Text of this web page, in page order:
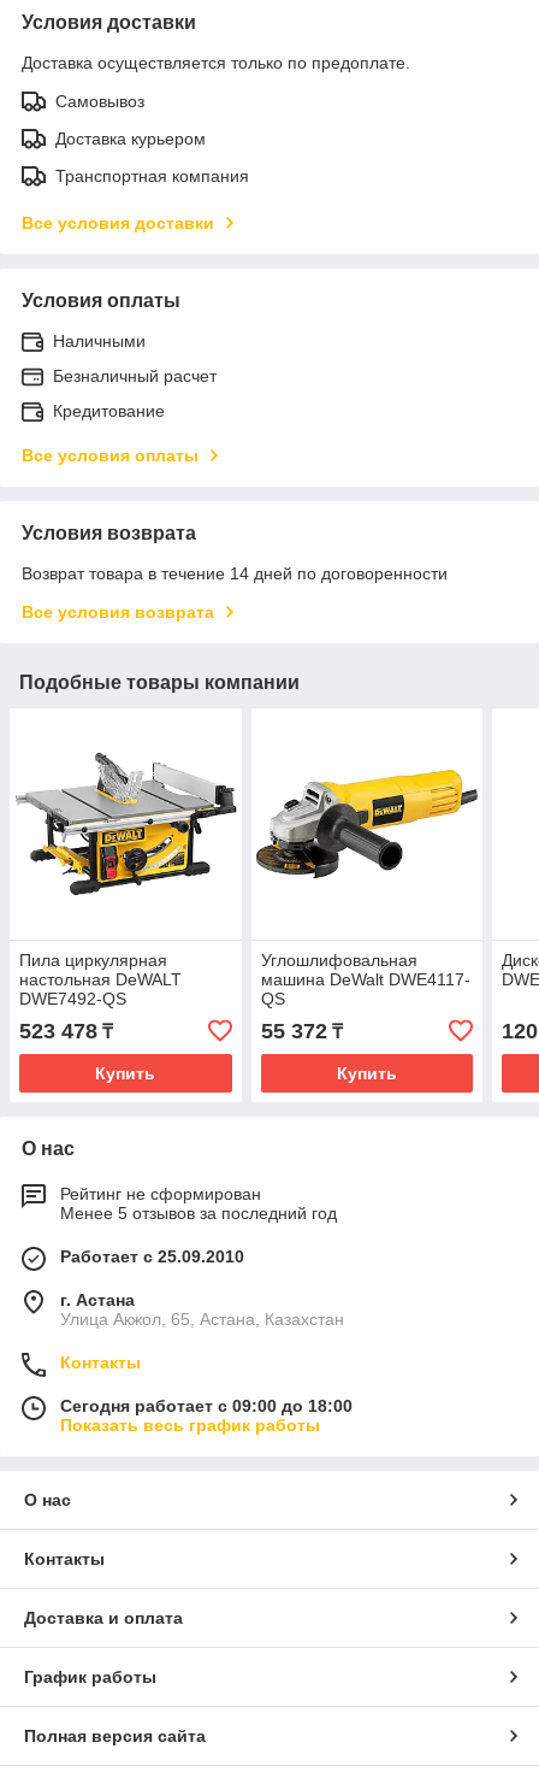
Условия доставки
Доставка осуществляется только по предоплате.
Самовывоз
Доставка курьером
Транспортная компания
Все условия доставки
Условия оплаты
Наличными
Безналичный расчет
Кредитование
Все условия оплаты
Условия возврата
Возврат товара в течение 14 дней по договоренности
Все условия возврата
Подобные товары компании
Пила циркулярная
настольная DeWALT
DWE7492-QS
523 478 ₸
Купить
Углошлифовальная
машина DeWalt DWE4117-
QS
55 372₸
Купить
О нас
Рейтинг не сформирован
Менее 5 отзывов за последний год
Работает с 25.09.2010
г. Астана
Улица Акжол, 65, Астана, Казахстан
Контакты
Сегодня работает с 09:00 до 18:00
Показать весь график работы
О нас
Контакты
Доставка и оплата
График работы
Полная версия сайта